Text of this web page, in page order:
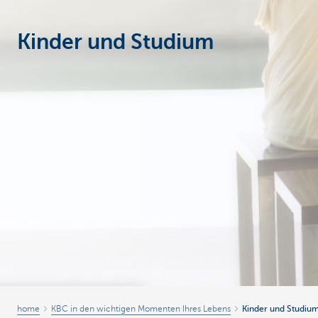
Particulieren
Kinder und Studium
home KBC in den wichtigen Momenten Ihres Lebens Kinder und